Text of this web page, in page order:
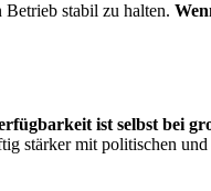
Betrieb stabil zu halten.
ist selbst bei
stärker mit politischen